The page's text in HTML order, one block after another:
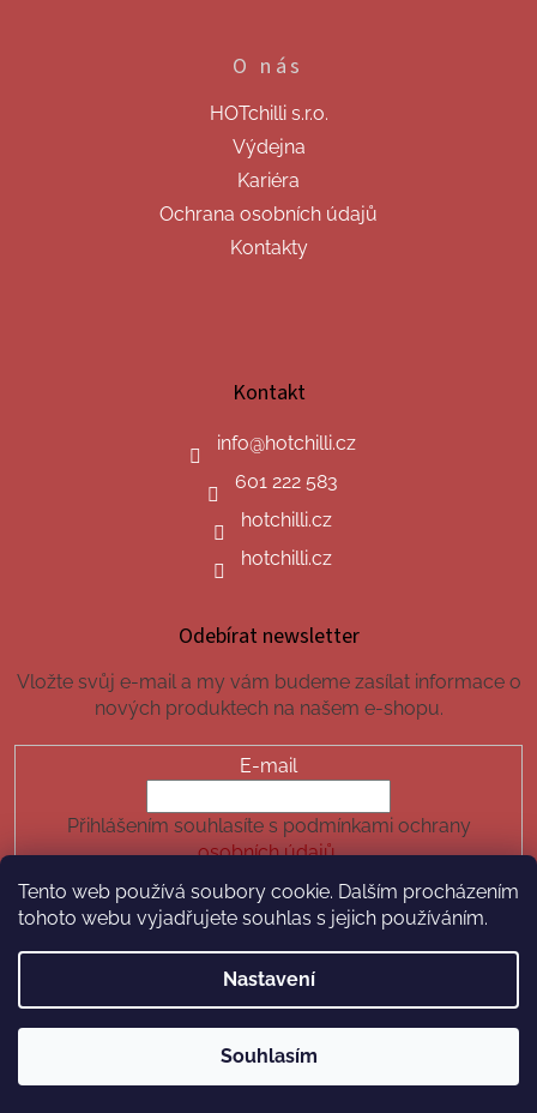
Tento web používá soubory cookie. Dalším procházením
tohoto webu vyjadřujete souhlas s jejich používáním.
Nastavení
Souhlasím
O nás
HOTchilli s.r.o.
Výdejna
Kariéra
Ochrana osobních údajů
Kontakty
Kontakt
info@hotchilli.cz
601 222 583
hotchilli.cz
hotchilli.cz
Odebírat newsletter
Vložte svůj e-mail a my vám budeme zasílat informace o
nových produktech na našem e-shopu.
E-mail
Přihlášením souhlasíte s podmínkami ochrany
osobních údajů.
PŘIHLÁSIT SE